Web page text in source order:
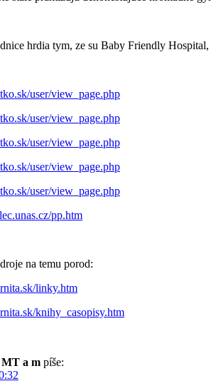
hrdia tym, ze su Baby Friendly
user/view_page.php
user/view_page.php
user/view_page.php
user/view_page.php
user/view_page.php
pp.htm
na temu porod:
linky.htm
knihy_casopisy.htm
a m píše: